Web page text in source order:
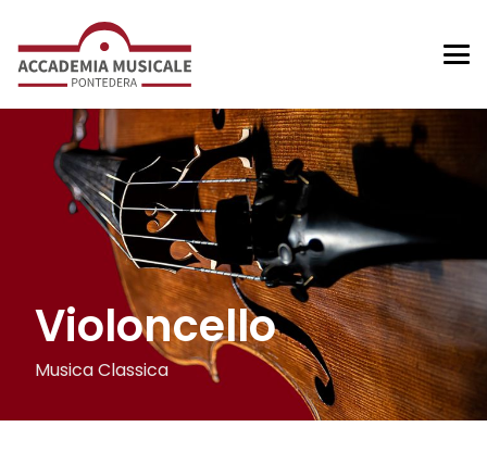
Violoncello
Musica Classica